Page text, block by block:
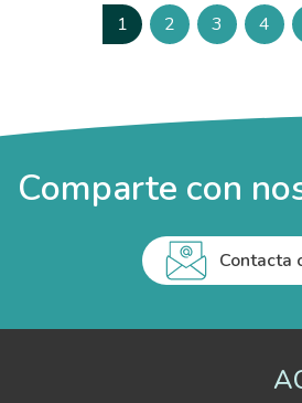
Página
1 Página
2 Página
3 4
Comparte con
Contacta